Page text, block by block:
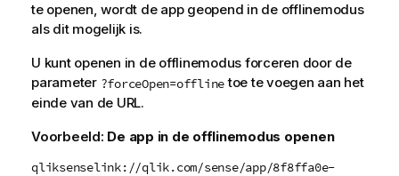
te openen, wordt de app geopend in de offlinemodus
als dit mogelijk is.
U kunt openen in de offlinemodus forceren door de
parameter ?forceOpen=offlinetoe te voegen aan het
einde van de URL.
Voorbeeld: De app in de offlinemodus openen
qliksenselink://qlik.com/sense/app/8f8ffa0e-